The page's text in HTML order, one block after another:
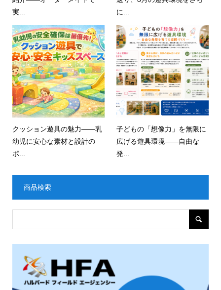
実...
に...
クッション遊具の魅力——乳
幼児に安心な素材と設計の
ポ...
子どもの「想像力」を無限に
広げる遊具環境——自由な
発...
商品検索